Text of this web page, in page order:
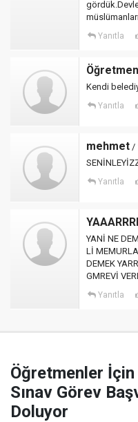
Yanıtla
Öğretmen
Kendi
Yanıtla
mehmet /
Yanıtla
YANİ NE
Lİ
DEMEK
GMREVİ
Yanıtla
Öğretmenler
Sınav Görev
Doluyor